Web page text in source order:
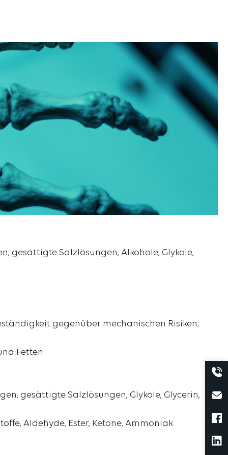
gesättigte Salzlösungen, Alkohole, Glykole,
gegenüber mechanischen Risiken;
Fetten
gesättigte Salzlösungen, Glykole, Glycerin,
Aldehyde, Ester, Ketone, Ammoniak